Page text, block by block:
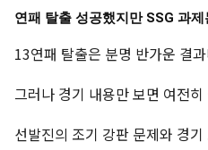
연패 탈출 성공했지만 SSG 과
13연패 탈출은 분명 반가운 결
그러나 경기 내용만 보면 여전
선발진의 조기 강판 문제와 경